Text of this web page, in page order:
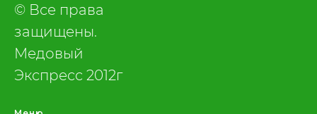
© Все права
защищены.
Медовый
Экспресс 2012г